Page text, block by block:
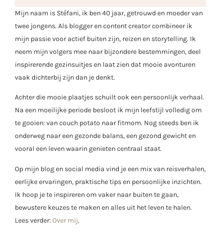
Mijn naam is Stéfani, ik ben 40 jaar, getrouwd en moeder van
twee jongens. Als blogger en content creator combineer ik
mijn passie voor actief buiten zijn, reizen en storytelling. Ik
neem mijn volgers mee naar bijzondere bestemmingen, deel
inspirerende gezinsuitjes en laat zien dat mooie avonturen
vaak dichterbij zijn dan je denkt.
Achter die mooie plaatjes schuilt ook een persoonlijk verhaal.
Na een moeilijke periode besloot ik mijn leefstijl volledig om
te gooien: van couch potato naar fitmom. Nog steeds ben ik
onderweg naar een gezonde balans, een gezond gewicht en
vooral een leven waarin genieten centraal staat.
Op mijn blog en social media vind je een mix van reisverhalen,
eerlijke ervaringen, praktische tips en persoonlijke inzichten.
Ik hoop je te inspireren om vaker naar buiten te gaan,
bewustere keuzes te maken en alles uit het leven te halen.
Lees verder:Over mij.